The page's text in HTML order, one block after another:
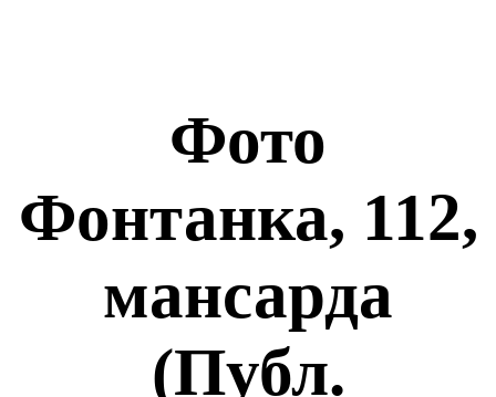
Фото
Фонтанка, 112,
мансарда
(Публ.